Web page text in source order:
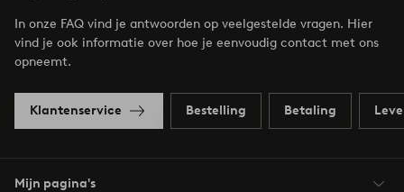
In onze FAQ vind je antwoorden op veelgestelde vragen. Hier
vind je ook informatie over hoe je eenvoudig contact met ons
opneemt.
Klantenservice Bestelling Betaling
Mijn pagina's